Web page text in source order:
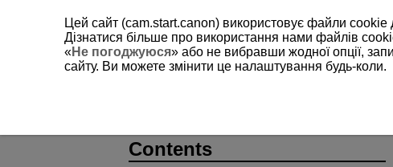
EOS M50 Mark II Playback Editing a
Contents
Цей сайт (cam.start.canon) використовує файли cookie
Дізнатися більше про використання нами файлів
«Не погоджуюся» або не вибравши жодної опції,
сайту. Ви можете змінити це налаштування будь-коли.